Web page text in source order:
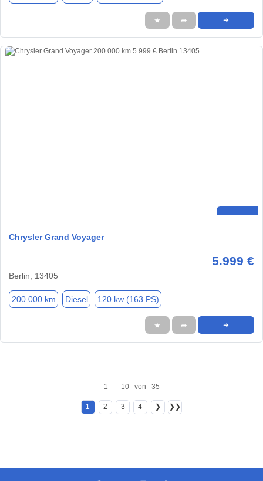
★ ➦ ➜
Chrysler Grand Voyager
5.999 €
Berlin, 13405
200.000 km Diesel 120 kw (163 PS)
★ ➦ ➜
1 - 10 von 35
1 2 3 4 ❯ ❯❯